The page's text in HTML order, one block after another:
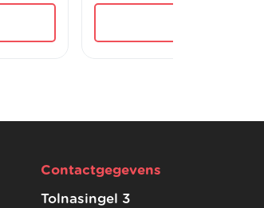
Contactgegevens
Tolnasingel 3